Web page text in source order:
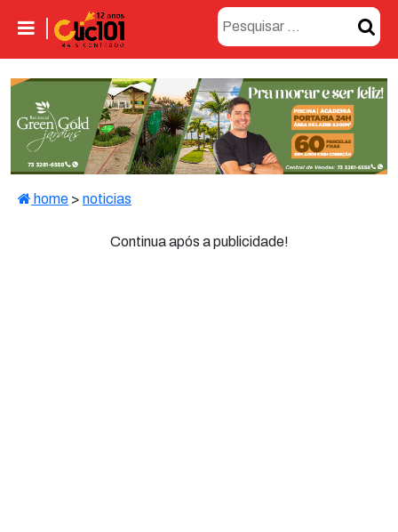
home > noticias
Continua após a publicidade!